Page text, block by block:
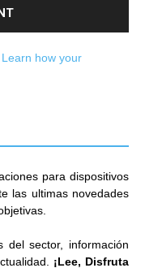
Learn how your
para dispositivos
las ultimas novedades
del sector, información
¡Lee, Disfruta